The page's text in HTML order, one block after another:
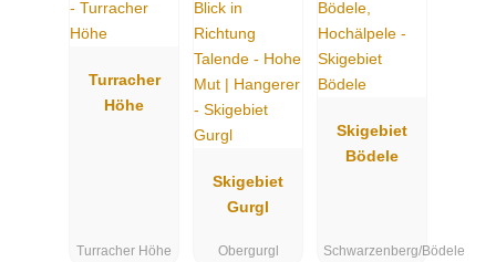
Turracher
Höhe
Turracher Höhe
Skigebiet
Gurgl
Obergurgl
Skigebiet
Bödele
Schwarzenberg/Bödele